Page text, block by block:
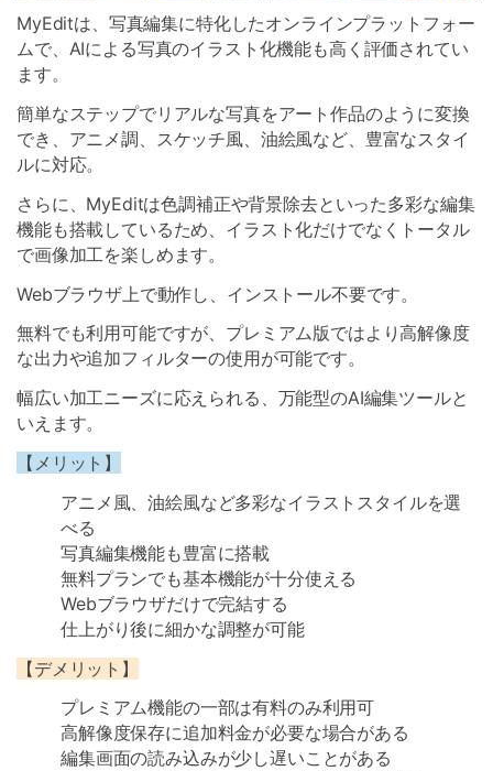
MyEditは、写真編集に特化したオンラインプラットフォー
ムで、AIによる写真のイラスト化機能も高く評価されてい
ます。
簡単なステップでリアルな写真をアート作品のように変換
でき、アニメ調、スケッチ風、油絵風など、豊富なスタイ
ルに対応。
さらに、MyEditは色調補正や背景除去といった多彩な編集
機能も搭載しているため、イラスト化だけでなくトータル
で画像加工を楽しめます。
Webブラウザ上で動作し、インストール不要です。
無料でも利用可能ですが、プレミアム版ではより高解像度
な出力や追加フィルターの使用が可能です。
幅広い加工ニーズに応えられる、万能型のAI編集ツールと
いえます。
【メリット】
アニメ風、油絵風など多彩なイラストスタイルを選
べる
写真編集機能も豊富に搭載
無料プランでも基本機能が十分使える
Webブラウザだけで完結する
仕上がり後に細かな調整が可能
【デメリット】
プレミアム機能の一部は有料のみ利用可
高解像度保存に追加料金が必要な場合がある
編集画面の読み込みが少し遅いことがある